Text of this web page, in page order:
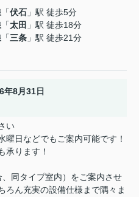
「伏石 」駅 徒歩5分
「太田 」駅 徒歩18分
「三条 」駅 徒歩21分
年8月31日
い
日などでもご案内可能です！
承ります！
同タイプ室内）をご案内させ
ろん充実の設備仕様まで隅々ま